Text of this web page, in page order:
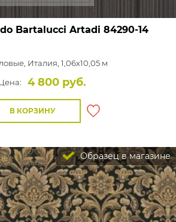
Bartalucci Artadi 84290-14
Италия, 1,06x10,05 м
4 800 руб.
В КОРЗИНУ
Образец в магазине